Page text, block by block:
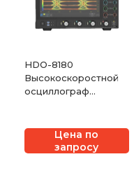
HDO-8180
Высокоскоростной
осциллограф
Цена по
запросу